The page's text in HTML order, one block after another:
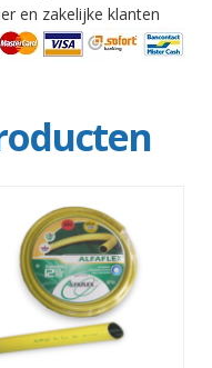
en zakelijke klanten